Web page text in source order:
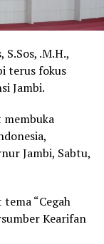
.M.H.,
terus fokus
Jambi.
Jambi, Sabtu,
“Cegah
Kearifan